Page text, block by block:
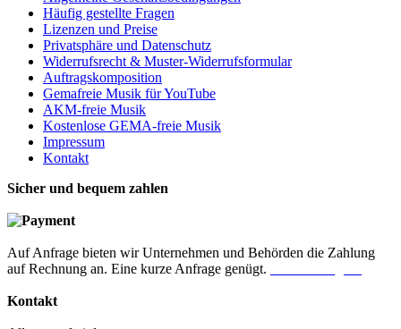
Häufig gestellte Fragen
Lizenzen und Preise
Privatsphäre und Datenschutz
Widerrufsrecht & Muster-Widerrufsformular
Auftragskomposition
Gemafreie Musik für YouTube
AKM-freie Musik
Kostenlose GEMA-freie Musik
Impressum
Kontakt
Sicher und bequem zahlen
Auf Anfrage bieten wir Unternehmen und Behörden die Zahlung
auf Rechnung an. Eine kurze Anfrage genügt.
Kontakt